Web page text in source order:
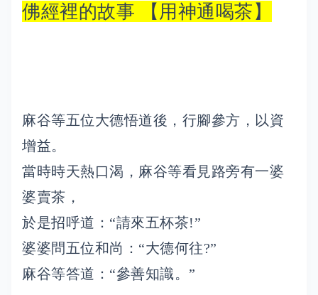
佛經裡的故事 【用神通喝茶】
麻谷等五位大德悟道後，行腳參方，以資
增益。
當時時天熱口渴，麻谷等看見路旁有一婆
婆賣茶，
於是招呼道：“請來五杯茶!”
婆婆問五位和尚：“大德何往?”
麻谷等答道：“參善知識。”